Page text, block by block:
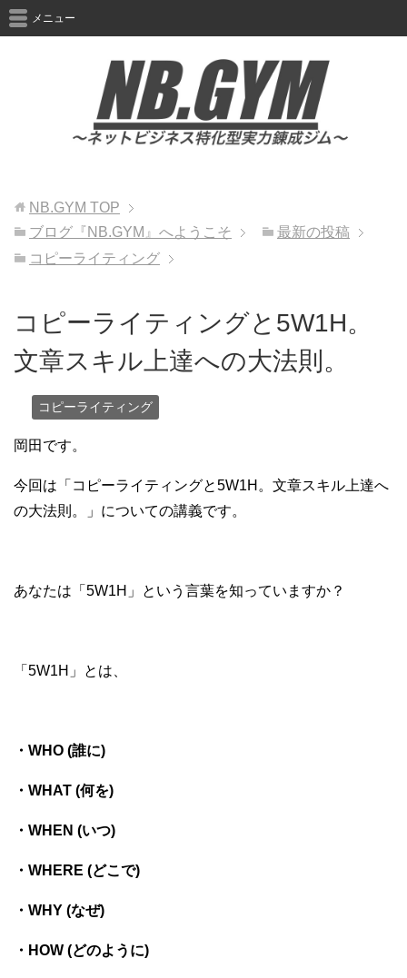
メニュー
NB.GYM TOP
ブログ『NB.GYM』へようこそ
最新の投稿
コピーライティング
コピーライティングと5W1H。
文章スキル上達への大法則。
コピーライティング
岡田です。
今回は「コピーライティングと5W1H。文章スキル上達へ
の大法則。」についての講義です。
あなたは「5W1H」という言葉を知っていますか？
「5W1H」とは、
・WHO (誰に)
・WHAT (何を)
・WHEN (いつ)
・WHERE (どこで)
・WHY (なぜ)
・HOW (どのように)